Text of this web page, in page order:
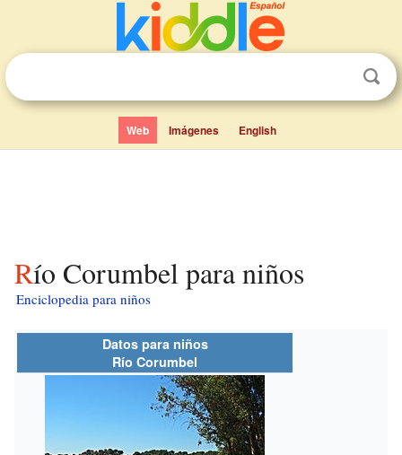
Web Imágenes English
Río Corumbel para niños
Enciclopedia para niños
Datos para niños
Río Corumbel